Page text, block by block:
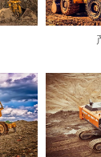
2